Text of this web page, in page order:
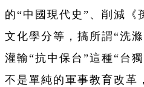
的“中國現代史”、削減《
文化學分等，搞所謂“洗
灌輸“抗中保台”這種“台
不是單純的軍事教育改革